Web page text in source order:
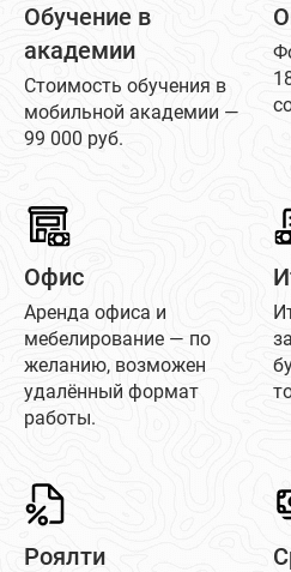
Обучение в
академии
Стоимость обучения в
мобильной академии —
99 000 руб.
Офис
Аренда офиса и
мебелирование — по
желанию, возможен
удалённый формат
работы.
Роялти